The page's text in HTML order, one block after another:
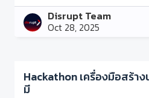
Disrupt Team
Oct 28, 2025
Hackathon เครื่องมือสร้า
มี